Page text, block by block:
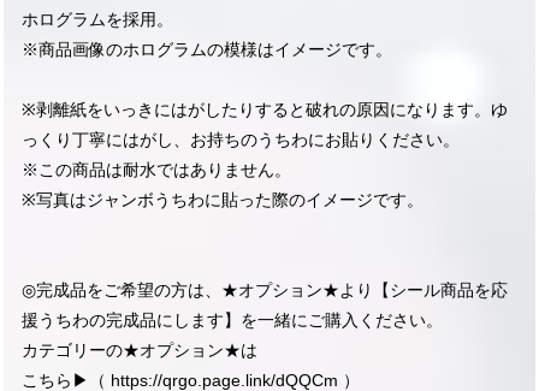
ホログラムを採用。
※商品画像のホログラムの模様はイメージです。
※剥離紙をいっきにはがしたりすると破れの原因になります。ゆ
っくり丁寧にはがし、お持ちのうちわにお貼りください。
※この商品は耐水ではありません。
※写真はジャンボうちわに貼った際のイメージです。
◎完成品をご希望の方は、★オプション★より【シール商品を応
援うちわの完成品にします】を一緒にご購入ください。
カテゴリーの★オプション★は
こちら▶︎（ https://qrgo.page.link/dQQCm ）